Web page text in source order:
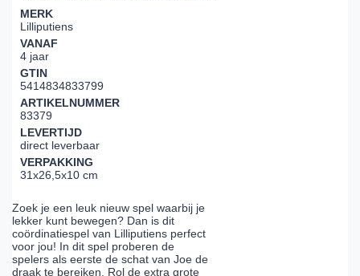
MERK
Lilliputiens
VANAF
4 jaar
GTIN
5414834833799
ARTIKELNUMMER
83379
LEVERTIJD
direct leverbaar
VERPAKKING
31x26,5x10 cm
Zoek je een leuk nieuw spel waarbij je
lekker kunt bewegen? Dan is dit
coördinatiespel van Lilliputiens perfect
voor jou! In dit spel proberen de
spelers als eerste de schat van Joe de
draak te bereiken. Rol de extra grote